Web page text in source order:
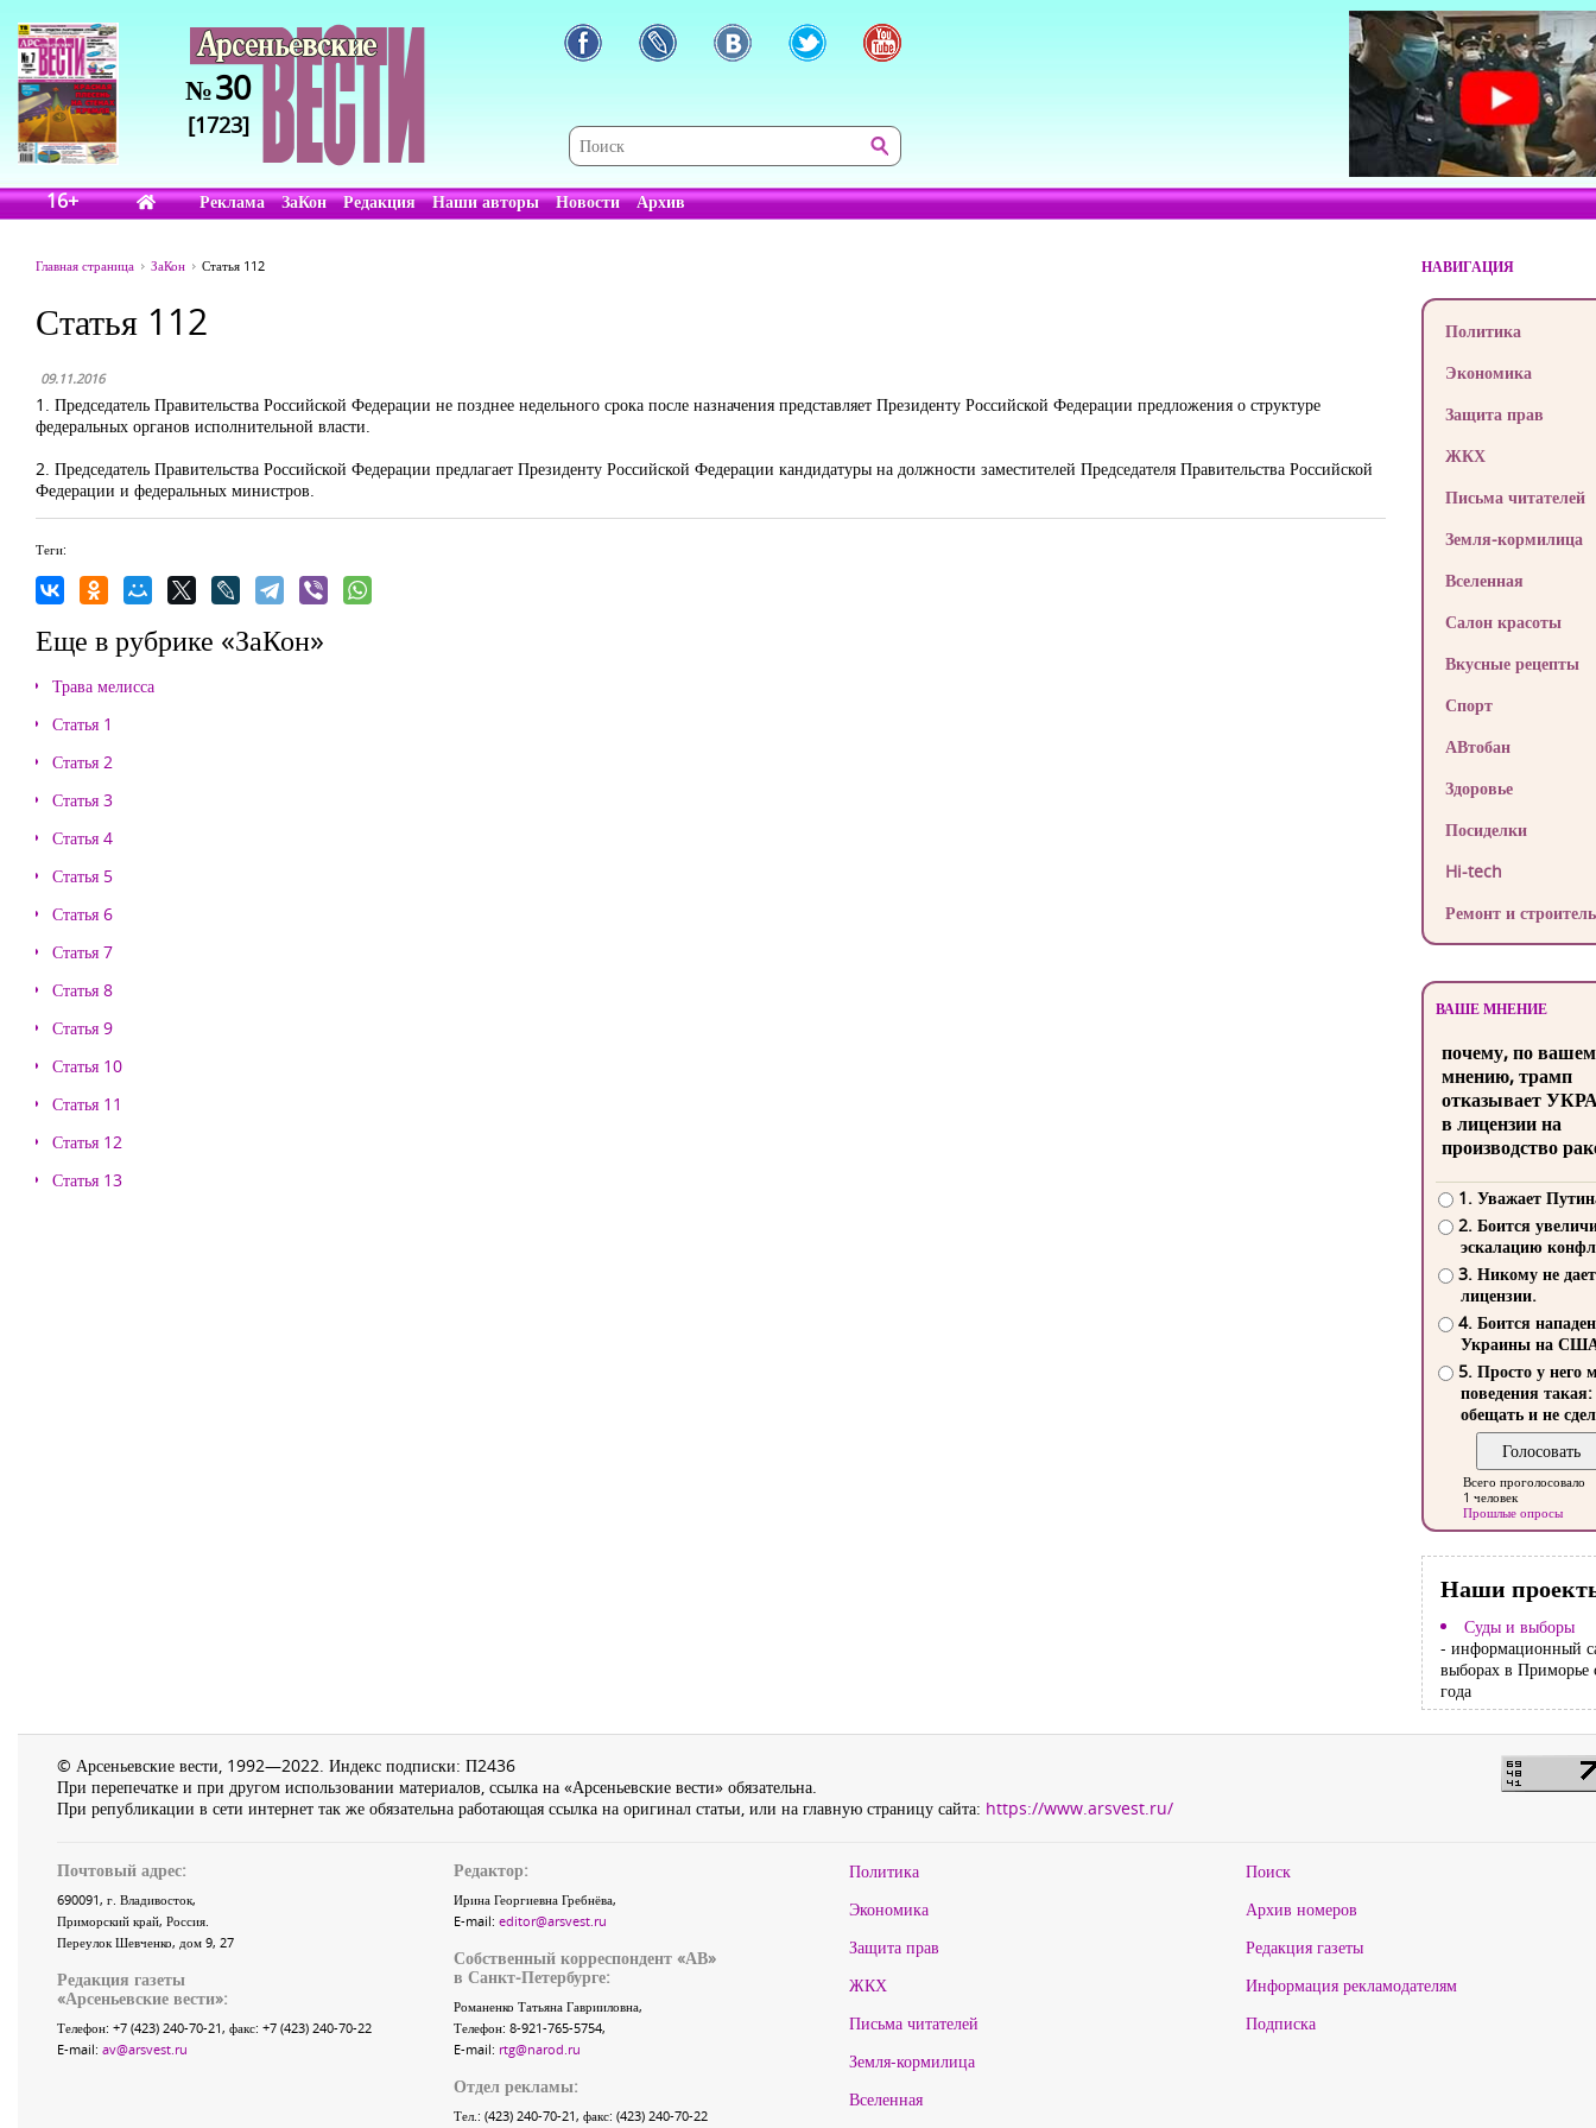
№30
[1723]
16+ Реклама ЗаКон Редакция Наши авторы Новости Архив
Главная страница ЗаКон Статья 112
Статья 112
09.11.2016
1. Председатель Правительства Российской Федерации не позднее недельного срока после назначения представляет Президенту Российской Федерации предложения о структуре
федеральных органов исполнительной власти.
2. Председатель Правительства Российской Федерации предлагает Президенту Российской Федерации кандидатуры на должности заместителей Председателя Правительства Российской
Федерации и федеральных министров.
Теги:
Еще в рубрике «ЗаКон»
Трава мелисса
Статья 1
Статья 2
Статья 3
Статья 4
Статья 5
Статья 6
Статья 7
Статья 8
Статья 9
Статья 10
Статья 11
Статья 12
Статья 13
НАВИГАЦИЯ
Политика
Экономика
Защита прав
ЖКХ
Письма читателей
Земля-кормилица
Вселенная
Салон красоты
Вкусные рецепты
Спорт
АВтобан
Здоровье
Посиделки
Hi-tech
Ремонт и
ВАШЕ МНЕНИЕ
почему, по
мнению, трамп
отказывает
в лицензии на
производство
1. Уважает
2. Боится
эскалацию
3. Никому не
лицензии.
4. Боится
Украины на
5. Просто у него
поведения такая:
обещать и не
Всего проголосовало
1 человек
Прошлые опросы
Наши
Суды и выборы
- информационный
выборах в Приморье
года
© Арсеньевские вести, 1992—2022. Индекс подписки: П2436
При перепечатке и при другом использовании материалов, ссылка на «Арсеньевские вести» обязательна.
При републикации в сети интернет так же обязательна работающая ссылка на оригинал статьи, или на главную страницу сайта: https://www.arsvest.ru/
Почтовый адрес:
690091, г. Владивосток,
Приморский край, Россия.
Переулок Шевченко, дом 9, 27
Редакция газеты
«Арсеньевские вести»:
Телефон: +7 (423) 240-70-21, факс: +7 (423) 240-70-22
E-mail: av@arsvest.ru
Редактор:
Ирина Георгиевна Гребнёва,
E-mail: editor@arsvest.ru
Собственный корреспондент «АВ»
в Санкт-Петербурге:
Романенко Татьяна Гаврииловна,
Телефон: 8-921-765-5754,
E-mail: rtg@narod.ru
Отдел рекламы:
Тел.: (423) 240-70-21, факс: (423) 240-70-22
Политика
Экономика
Защита прав
ЖКХ
Письма читателей
Земля-кормилица
Вселенная
Поиск
Архив номеров
Редакция газеты
Информация рекламодателям
Подписка